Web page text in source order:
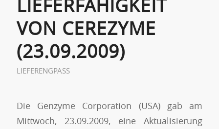
LIEFERFÄHIGKEIT
VON CEREZYME
(23.09.2009)
LIEFERENGPASS
Die Genzyme Corporation (USA) gab am
Mittwoch, 23.09.2009, eine Aktualisierung